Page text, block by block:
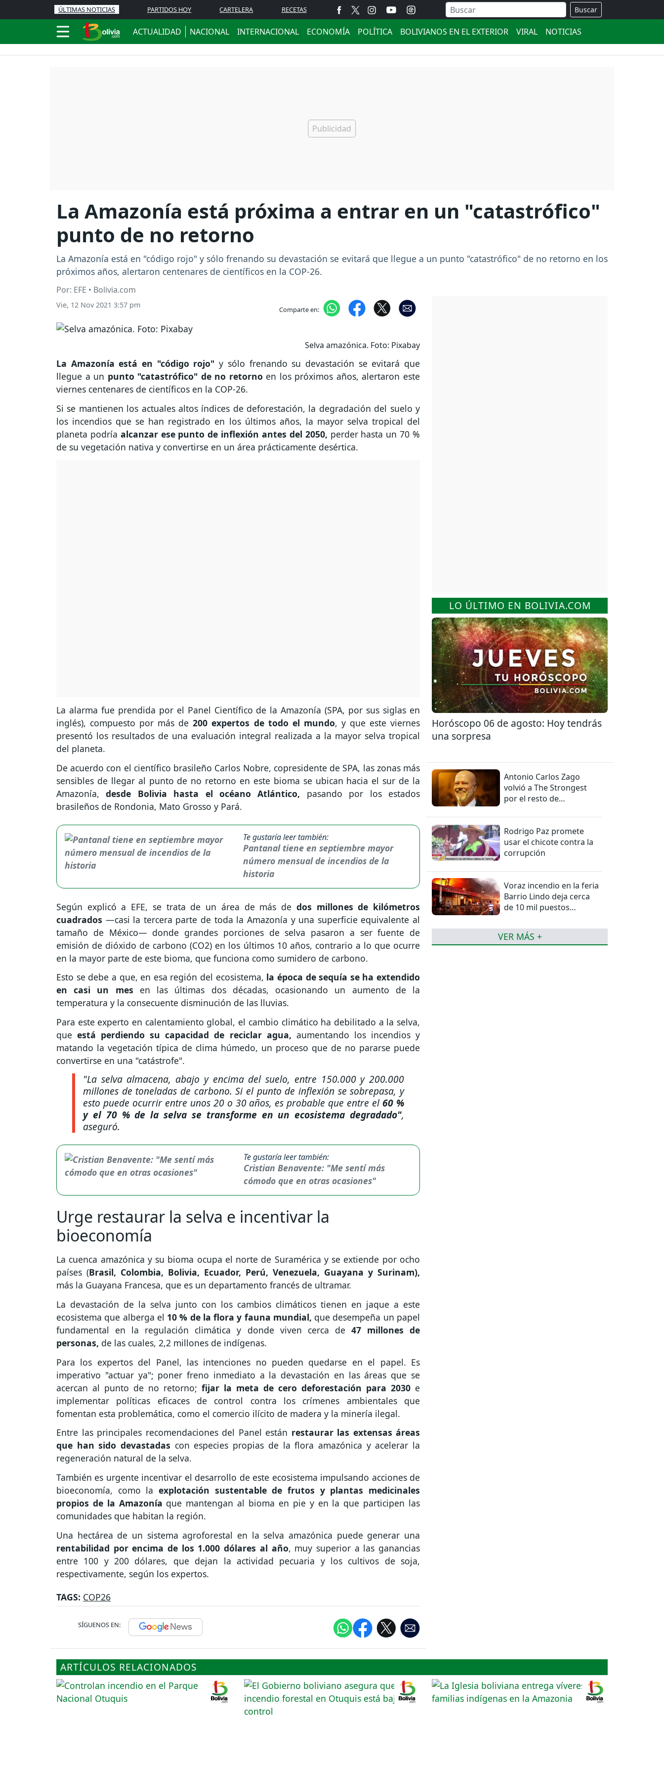
ÚLTIMAS NOTICIAS PARTIDOS HOY CARTELERA RECETAS Buscar
ACTUALIDAD NACIONAL INTERNACIONAL ECONOMÍA POLÍTICA BOLIVIANOS EN EL EXTERIOR VIRAL NOTICIAS
La Amazonía está próxima a entrar en un "catastrófico"
punto de no retorno
La Amazonía está en "código rojo" y sólo frenando su devastación se evitará que llegue a un punto "catastrófico" de no retorno en los
próximos años, alertaron centenares de científicos en la COP-26.
Por: EFE • Bolivia.com
Vie, 12 Nov 2021 3:57 pm Comparte en:
Selva amazónica. Foto: Pixabay
La Amazonía está en "código rojo"y sólo frenando su devastación se evitará que
llegue a un punto "catastrófico" de no retorno en los próximos años, alertaron este
viernes centenares de científicos en la COP-26.
Si se mantienen los actuales altos índices de deforestación, la degradación del suelo y
los incendios que se han registrado en los últimos años, la mayor selva tropical del
planeta podría alcanzar ese punto de inflexión antes del 2050, perder hasta un 70 %
de su vegetación nativa y convertirse en un área prácticamente desértica.
La alarma fue prendida por el Panel Científico de la Amazonía (SPA, por sus siglas en
inglés), compuesto por más de200 expertos de todo el mundo, y que este viernes
presentó los resultados de una evaluación integral realizada a la mayor selva tropical
del planeta.
De acuerdo con el científico brasileño Carlos Nobre, copresidente de SPA, las zonas más
sensibles de llegar al punto de no retorno en este bioma se ubican hacia el sur de la
Amazonía, desde Bolivia hasta el océano Atlántico, pasando por los estados
brasileños de Rondonia, Mato Grosso y Pará.
Te gustaría leer también:
Pantanal tiene en septiembre mayor
número mensual de incendios de la
historia
Según explicó a EFE, se trata de un área de más de dos millones de kilómetros
cuadrados —casi la tercera parte de toda la Amazonía y una superficie equivalente al
tamaño de México— donde grandes porciones de selva pasaron a ser fuente de
emisión de dióxido de carbono (CO2) en los últimos 10 años, contrario a lo que ocurre
en la mayor parte de este bioma, que funciona como sumidero de carbono.
Esto se debe a que, en esa región del ecosistema, la época de sequía se ha extendido
en casi un mes en las últimas dos décadas, ocasionando un aumento de la
temperatura y la consecuente disminución de las lluvias.
Para este experto en calentamiento global, el cambio climático ha debilitado a la selva,
que está perdiendo su capacidad de reciclar agua, aumentando los incendios y
matando la vegetación típica de clima húmedo, un proceso que de no pararse puede
convertirse en una "catástrofe".
"La selva almacena, abajo y encima del suelo, entre 150.000 y 200.000
millones de toneladas de carbono. Si el punto de inflexión se sobrepasa, y
esto puede ocurrir entre unos 20 o 30 años, es probable que entre el60 %
y el 70 % de la selva se transforme en un ecosistema degradado",
aseguró.
Te gustaría leer también:
Cristian Benavente: "Me sentí más
cómodo que en otras ocasiones"
Urge restaurar la selva e incentivar la
bioeconomía
La cuenca amazónica y su bioma ocupa el norte de Suramérica y se extiende por ocho
países (Brasil, Colombia, Bolivia, Ecuador, Perú, Venezuela, Guayana y Surinam),
más la Guayana Francesa, que es un departamento francés de ultramar.
La devastación de la selva junto con los cambios climáticos tienen en jaque a este
ecosistema que alberga el 10 % de la flora y fauna mundial, que desempeña un papel
fundamental en la regulación climática y donde viven cerca de 47 millones de
personas, de las cuales, 2,2 millones de indígenas.
Para los expertos del Panel, las intenciones no pueden quedarse en el papel. Es
imperativo "actuar ya"; poner freno inmediato a la devastación en las áreas que se
acercan al punto de no retorno; fijar la meta de cero deforestación para 2030 e
implementar políticas eficaces de control contra los crímenes ambientales que
fomentan esta problemática, como el comercio ilícito de madera y la minería ilegal.
Entre las principales recomendaciones del Panel están restaurar las extensas áreas
que han sido devastadas con especies propias de la flora amazónica y acelerar la
regeneración natural de la selva.
También es urgente incentivar el desarrollo de este ecosistema impulsando acciones de
bioeconomía, como la explotación sustentable de frutos y plantas medicinales
propios de la Amazonía que mantengan al bioma en pie y en la que participen las
comunidades que habitan la región.
Una hectárea de un sistema agroforestal en la selva amazónica puede generar una
rentabilidad por encima de los 1.000 dólares al año, muy superior a las ganancias
entre 100 y 200 dólares, que dejan la actividad pecuaria y los cultivos de soja,
respectivamente, según los expertos.
TAGS: COP26
SÍGUENOS EN:
LO ÚLTIMO EN BOLIVIA.COM
Horóscopo 06 de agosto: Hoy tendrás
una sorpresa
Antonio Carlos Zago
volvió a The Strongest
por el resto de
Rodrigo Paz promete
usar el chicote contra la
corrupción
Voraz incendio en la feria
Barrio Lindo deja cerca
de 10 mil puestos
VER MÁS +
ARTÍCULOS RELACIONADOS